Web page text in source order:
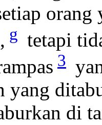
g tetapi
3
yang
di